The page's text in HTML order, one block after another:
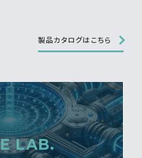
製品カタログはこちら
LAB.